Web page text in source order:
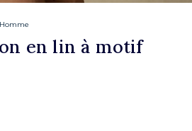
en lin à motif